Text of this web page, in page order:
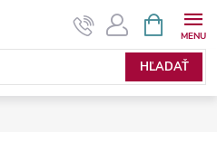
HĽADAŤ
KOŠÍK